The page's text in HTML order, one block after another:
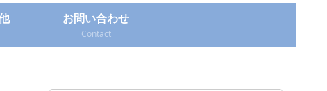
お問い合わせ
Contact‎